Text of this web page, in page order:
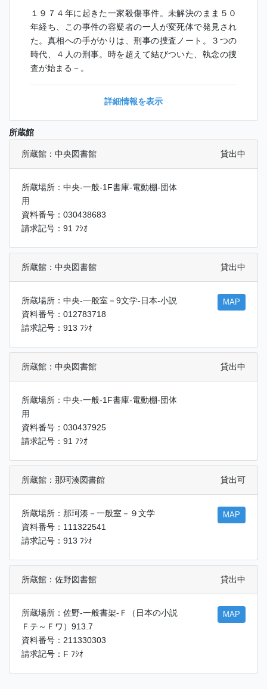
１９７４年に起きた一家殺傷事件。未解決のまま５０
年経ち、この事件の容疑者の一人が変死体で発見され
た。真相への手がかりは、刑事の捜査ノート。３つの
時代、４人の刑事。時を超えて結びついた、執念の捜
査が始まる－。
詳細情報を表示
所蔵館
所蔵館：中央図書館 貸出中
所蔵場所：中央-一般-1F書庫-電動棚-団体
用
資料番号：030438683
請求記号：91 ﾌｼｵ
所蔵館：中央図書館 貸出中
所蔵場所：中央-一般室－9文学-日本-小説
資料番号：012783718
請求記号：913 ﾌｼｵ
MAP
所蔵館：中央図書館 貸出中
所蔵場所：中央-一般-1F書庫-電動棚-団体
用
資料番号：030437925
請求記号：91 ﾌｼｵ
所蔵館：那珂湊図書館 貸出可
所蔵場所：那珂湊－一般室－９文学
資料番号：111322541
請求記号：913 ﾌｼｵ
MAP
所蔵館：佐野図書館 貸出中
所蔵場所：佐野-一般書架-Ｆ（日本の小説
Ｆテ～Ｆワ）913.7
資料番号：211330303
請求記号：F ﾌｼｵ
MAP